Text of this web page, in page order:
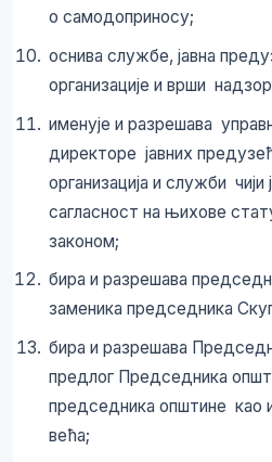
о самодоприносу;
оснива службе, јавна
организације и врши
именује и разрешава
директоре јавних
организација и служби чији
сагласност на њихове
законом;
бира и разрешава
заменика председника
бира и разрешава
предлог Председника
председника општине као
већа;